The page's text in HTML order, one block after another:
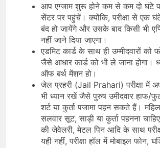
आप एग्जाम शुरू होने कम से कम दो घंटे
सेंटर पर पहुंचें। क्योंकि, परीक्षा से एक
बंद हो जायेंगे और उसके बाद किसी भी
नहीं जाने दिया जाएगा।
एडमिट कार्ड के साथ ही उम्मीदवारों को
जैसे आधार कार्ड को भी ले जाना होगा।
ऑफ बर्थ मेंशन हो।
जेल प्रहरी (Jail Prahari) परीक्षा में
भी ध्यान रखें जैसे पुरुष उमीदवार हाफ/
शर्ट या कुर्ता पजामा पहन सकते हैं।
सलवार सूट, साड़ी या कुर्ता पहनना
की जेवेलरी, मेटल पिन आदि के साथ
यही नहीं, परीक्षा हॉल में मोबाइल फोन,